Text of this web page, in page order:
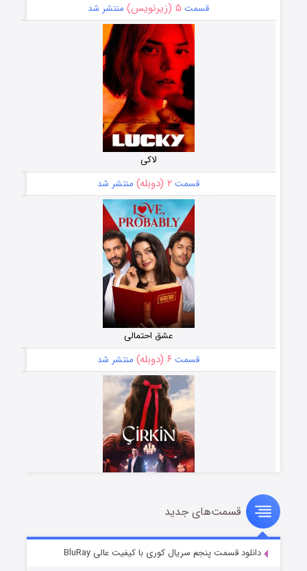
قسمت ۵ (زیرنویس) منتشر شد
لاکی
قسمت ۲ (دوبله) منتشر شد
عشق احتمالی
قسمت ۶ (دوبله) منتشر شد
سریال زشت
قسمت۵ (زیرنویس) منتشر شد
قسمت‌های جدید
دانلود قسمت پنجم سریال کوری با کیفیت عالی BluRay